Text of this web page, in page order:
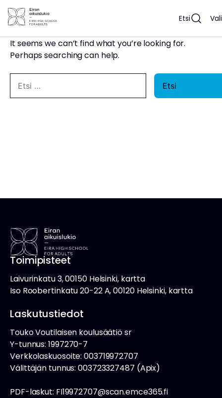
Siirry
sisältöön
Etsi
Nothing Found
It seems we can’t find what you’re looking for.
Perhaps searching can help.
Etsi
Toimipisteet
Laivurinkatu 3, 00150 Helsinki, kartta
Iso Roobertinkatu 20-22 A, 00120 Helsinki, kartta
Laskutustiedot
Touko Voutilaisen koulusäätiö sr
Y-tunnus: 1997270-7
Verkkolaskuosoite: 003719972707
Välittäjän tunnus: 003723327487 (Apix)
PDF-laskut: FI19972707@scan.emce365.fi